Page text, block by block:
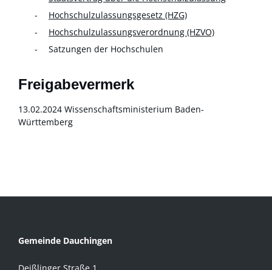
Hochschulzulassungsgesetz (HZG)
Hochschulzulassungsverordnung (HZVO)
Satzungen der Hochschulen
Freigabevermerk
13.02.2024 Wissenschaftsministerium Baden-
Württemberg
Gemeinde Dauchingen